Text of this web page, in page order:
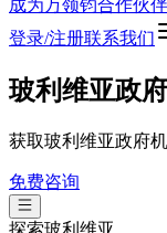
成为万领钧合作伙
登录/注册联系我们
玻利维亚政
获取玻利维亚政府
免费咨询